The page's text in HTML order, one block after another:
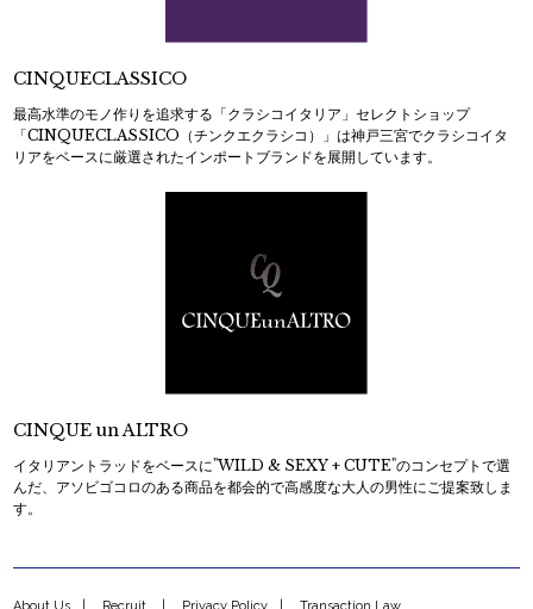
CINQUECLASSICO
最高水準のモノ作りを追求する「クラシコイタリア」セレクトショップ
「CINQUECLASSICO（チンクエクラシコ）」は神戸三宮でクラシコイタ
リアをベースに厳選されたインポートブランドを展開しています。
CINQUE un ALTRO
イタリアントラッドをベースに"WILD & SEXY + CUTE"のコンセプトで選
んだ、アソビゴコロのある商品を都会的で高感度な大人の男性にご提案致しま
す。